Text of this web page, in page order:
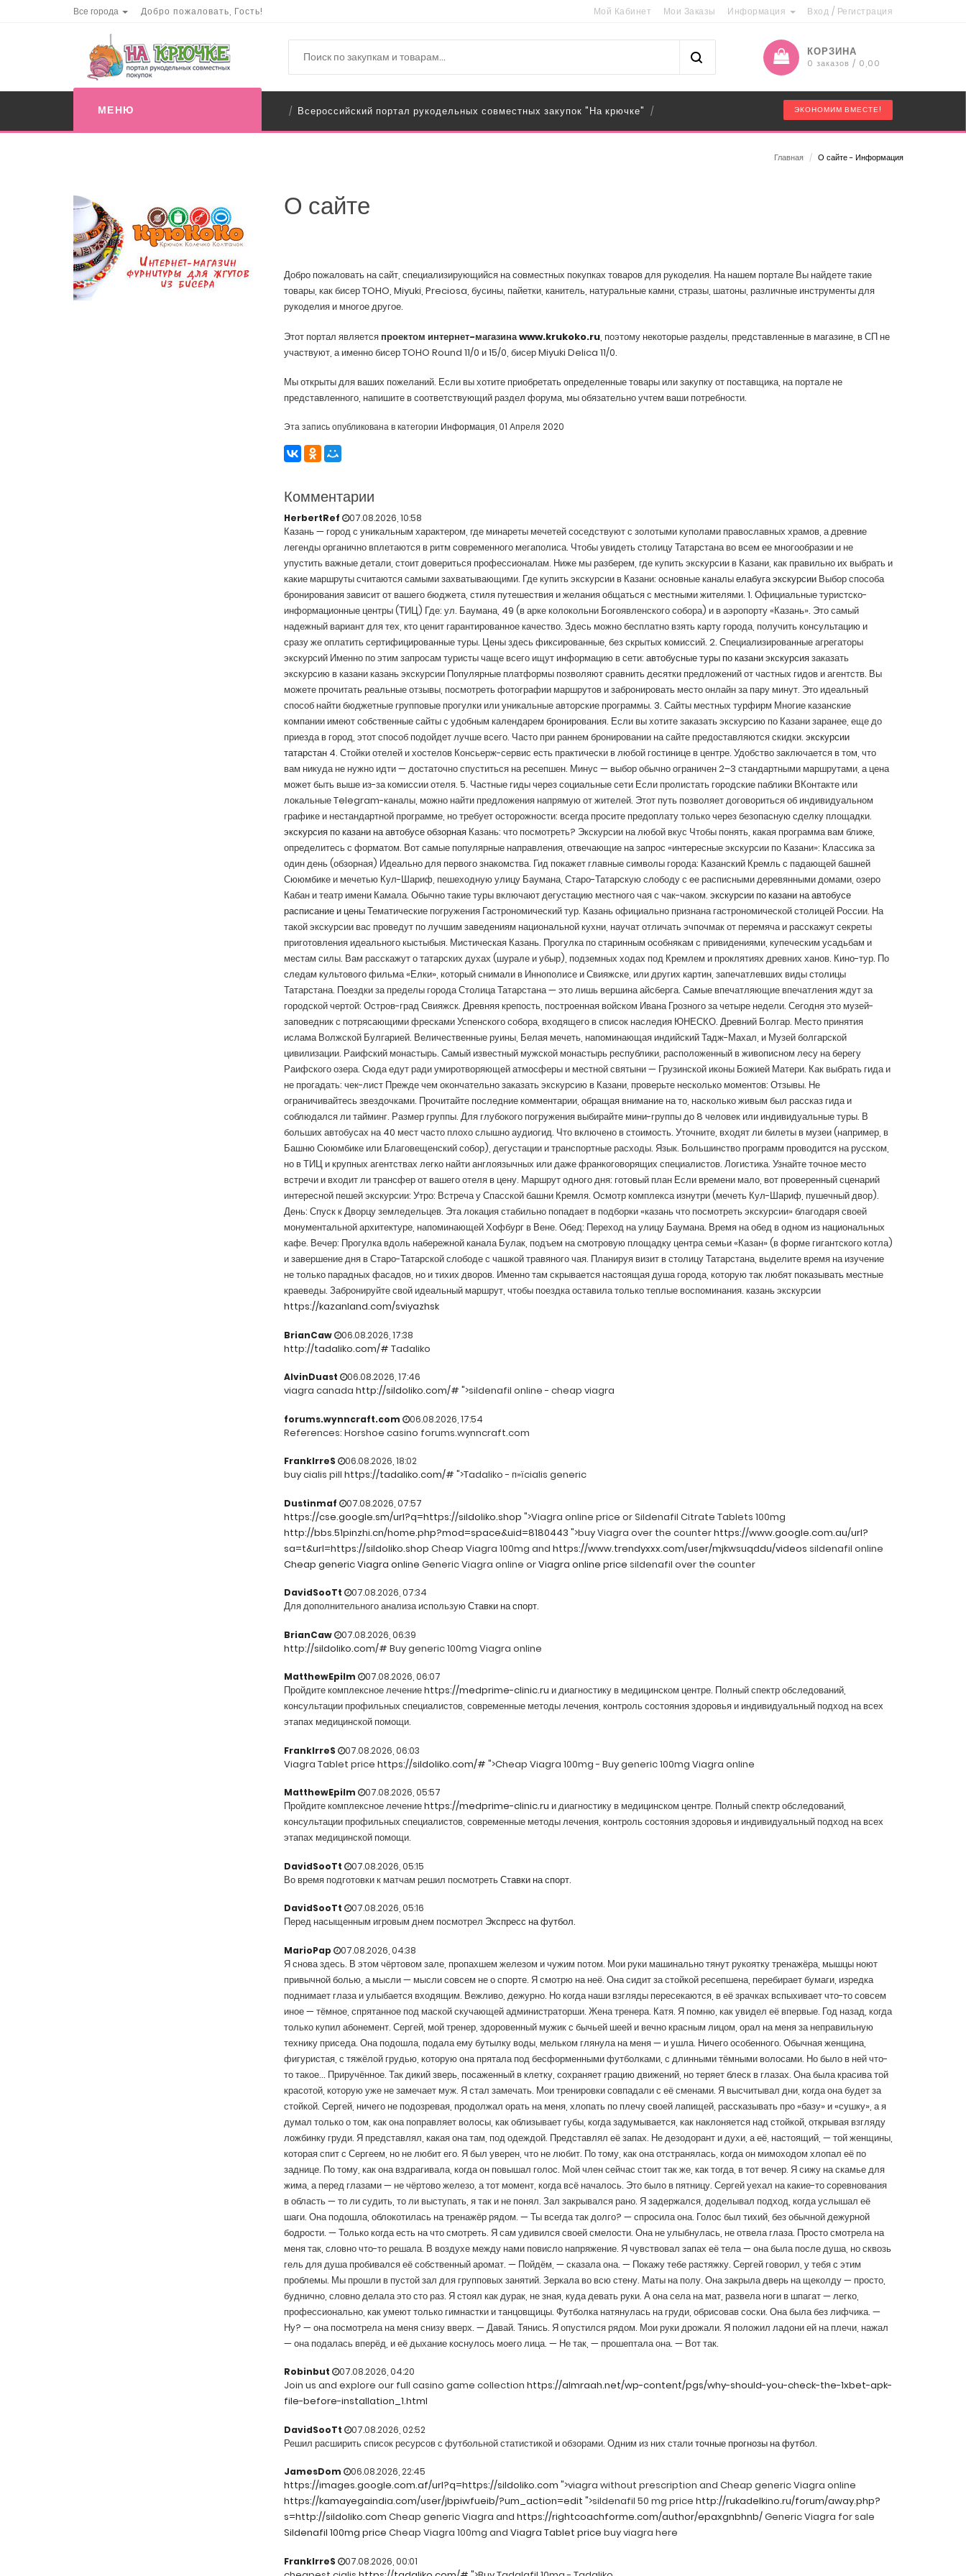
Все города Добро пожаловать, Гость! Мой Кабинет Мои Заказы Информация Вход / Регистрация
КОРЗИНА
0 заказов / 0,00
МЕНЮ / Всероссийский портал рукодельных совместных закупок "На крючке" / ЭКОНОМИМ ВМЕСТЕ!
Главная / О сайте - Информация
О сайте
Добро пожаловать на сайт, специализирующийся на совместных покупках товаров для рукоделия. На нашем портале Вы найдете такие
товары, как бисер TOHO, Miyuki, Preciosa, бусины, пайетки, канитель, натуральные камни, стразы, шатоны, различные инструменты для
рукоделия и многое другое.
Этот портал является проектом интернет-магазинаwww.krukoko.ru, поэтому некоторые разделы, представленные в магазине, в СП не
участвуют, а именно бисер TOHO Round 11/0 и 15/0, бисер Miyuki Delica 11/0.
Мы открыты для ваших пожеланий. Если вы хотите приобретать определенные товары или закупку от поставщика, на портале не
представленного, напишите в соответствующий раздел форума, мы обязательно учтем ваши потребности.
Эта запись опубликована в категории Информация 01 Апреля 2020
Комментарии
HerbertRef 07.08.2026, 10:58
Казань — город с уникальным характером, где минареты мечетей соседствуют с золотыми куполами православных храмов, а древние
легенды органично вплетаются в ритм современного мегаполиса. Чтобы увидеть столицу Татарстана во всем ее многообразии и не
упустить важные детали, стоит довериться профессионалам. Ниже мы разберем, где купить экскурсии в Казани, как правильно их выбрать и
какие маршруты считаются самыми захватывающими. Где купить экскурсии в Казани: основные каналыелабуга экскурсииВыбор способа
бронирования зависит от вашего бюджета, стиля путешествия и желания общаться с местными жителями. 1. Официальные туристско-
информационные центры (ТИЦ) Где: ул. Баумана, 49 (в арке колокольни Богоявленского собора) и в аэропорту «Казань». Это самый
надежный вариант для тех, кто ценит гарантированное качество. Здесь можно бесплатно взять карту города, получить консультацию и
сразу же оплатить сертифицированные туры. Цены здесь фиксированные, без скрытых комиссий. 2. Специализированные агрегаторы
экскурсий Именно по этим запросам туристы чаще всего ищут информацию в сети: автобусные туры по казани экскурсиязаказать
экскурсию в казани казань экскурсии Популярные платформы позволяют сравнить десятки предложений от частных гидов и агентств. Вы
можете прочитать реальные отзывы, посмотреть фотографии маршрутов и забронировать место онлайн за пару минут. Это идеальный
способ найти бюджетные групповые прогулки или уникальные авторские программы. 3. Сайты местных турфирм Многие казанские
компании имеют собственные сайты с удобным календарем бронирования. Если вы хотите заказать экскурсию по Казани заранее, еще до
приезда в город, этот способ подойдет лучше всего. Часто при раннем бронировании на сайте предоставляются скидки. экскурсии
татарстан4. Стойки отелей и хостелов Консьерж-сервис есть практически в любой гостинице в центре. Удобство заключается в том, что
вам никуда не нужно идти — достаточно спуститься на ресепшен. Минус — выбор обычно ограничен 2–3 стандартными маршрутами, а цена
может быть выше из-за комиссии отеля. 5. Частные гиды через социальные сети Если пролистать городские паблики ВКонтакте или
локальные Telegram-каналы, можно найти предложения напрямую от жителей. Этот путь позволяет договориться об индивидуальном
графике и нестандартной программе, но требует осторожности: всегда просите предоплату только через безопасную сделку площадки.
экскурсия по казани на автобусе обзорнаяКазань: что посмотреть? Экскурсии на любой вкус Чтобы понять, какая программа вам ближе,
определитесь с форматом. Вот самые популярные направления, отвечающие на запрос «интересные экскурсии по Казани»: Классика за
один день (обзорная) Идеально для первого знакомства. Гид покажет главные символы города: Казанский Кремль с падающей башней
Сююмбике и мечетью Кул-Шариф, пешеходную улицу Баумана, Старо-Татарскую слободу с ее расписными деревянными домами, озеро
Кабан и театр имени Камала. Обычно такие туры включают дегустацию местного чая с чак-чаком. экскурсии по казани на автобусе
расписание и ценыТематические погружения Гастрономический тур. Казань официально признана гастрономической столицей России. На
такой экскурсии вас проведут по лучшим заведениям национальной кухни, научат отличать эчпочмак от перемяча и расскажут секреты
приготовления идеального кыстыбыя. Мистическая Казань. Прогулка по старинным особнякам с привидениями, купеческим усадьбам и
местам силы. Вам расскажут о татарских духах (шурале и убыр), подземных ходах под Кремлем и проклятиях древних ханов. Кино-тур. По
следам культового фильма «Елки», который снимали в Иннополисе и Свияжске, или других картин, запечатлевших виды столицы
Татарстана. Поездки за пределы города Столица Татарстана — это лишь вершина айсберга. Самые впечатляющие впечатления ждут за
городской чертой: Остров-град Свияжск. Древняя крепость, построенная войском Ивана Грозного за четыре недели. Сегодня это музей-
заповедник с потрясающими фресками Успенского собора, входящего в список наследия ЮНЕСКО. Древний Болгар. Место принятия
ислама Волжской Булгарией. Величественные руины, Белая мечеть, напоминающая индийский Тадж-Махал, и Музей болгарской
цивилизации. Раифский монастырь. Самый известный мужской монастырь республики, расположенный в живописном лесу на берегу
Раифского озера. Сюда едут ради умиротворяющей атмосферы и местной святыни — Грузинской иконы Божией Матери. Как выбрать гида и
не прогадать: чек-лист Прежде чем окончательно заказать экскурсию в Казани, проверьте несколько моментов: Отзывы. Не
ограничивайтесь звездочками. Прочитайте последние комментарии, обращая внимание на то, насколько живым был рассказ гида и
соблюдался ли тайминг. Размер группы. Для глубокого погружения выбирайте мини-группы до 8 человек или индивидуальные туры. В
больших автобусах на 40 мест часто плохо слышно аудиогид. Что включено в стоимость. Уточните, входят ли билеты в музеи (например, в
Башню Сююмбике или Благовещенский собор), дегустации и транспортные расходы. Язык. Большинство программ проводится на русском,
но в ТИЦ и крупных агентствах легко найти англоязычных или даже франкоговорящих специалистов. Логистика. Узнайте точное место
встречи и входит ли трансфер от вашего отеля в цену. Маршрут одного дня: готовый план Если времени мало, вот проверенный сценарий
интересной пешей экскурсии: Утро: Встреча у Спасской башни Кремля. Осмотр комплекса изнутри (мечеть Кул-Шариф, пушечный двор).
День: Спуск к Дворцу земледельцев. Эта локация стабильно попадает в подборки «казань что посмотреть экскурсии» благодаря своей
монументальной архитектуре, напоминающей Хофбург в Вене. Обед: Переход на улицу Баумана. Время на обед в одном из национальных
кафе. Вечер: Прогулка вдоль набережной канала Булак, подъем на смотровую площадку центра семьи «Казан» (в форме гигантского котла)
и завершение дня в Старо-Татарской слободе с чашкой травяного чая. Планируя визит в столицу Татарстана, выделите время на изучение
не только парадных фасадов, но и тихих дворов. Именно там скрывается настоящая душа города, которую так любят показывать местные
краеведы. Забронируйте свой идеальный маршрут, чтобы поездка оставила только теплые воспоминания. казань экскурсии
https://kazanland.com/sviyazhsk
BrianCaw 06.08.2026, 17:38
http://tadaliko.com/# Tadaliko
AlvinDuast 06.08.2026, 17:46
viagra canada http://sildoliko.com/# ">sildenafil online - cheap viagra
forums.wynncraft.com 06.08.2026, 17:54
References: Horshoe casino forums.wynncraft.com
FrankIrreS 06.08.2026, 18:02
buy cialis pill https://tadaliko.com/# ">Tadaliko - п»їcialis generic
Dustinmaf 07.08.2026, 07:57
https://cse.google.sm/url?q=https://sildoliko.shop ">Viagra online price or Sildenafil Citrate Tablets 100mg
http://bbs.51pinzhi.cn/home.php?mod=space&uid=8180443 ">buy Viagra over the counterhttps://www.google.com.au/url?
sa=t&url=https://sildoliko.shop Cheap Viagra 100mg and https://www.trendyxxx.com/user/mjkwsuqddu/videos sildenafil online
Cheap generic Viagra online Generic Viagra online orViagra online price sildenafil over the counter
DavidSooTt 07.08.2026, 07:34
Для дополнительного анализа используюСтавки на спорт.
BrianCaw 07.08.2026, 06:39
http://sildoliko.com/# Buy generic 100mg Viagra online
MatthewEpilm 07.08.2026, 06:07
Пройдите комплексное лечениеhttps://medprime-clinic.ru и диагностику в медицинском центре. Полный спектр обследований,
консультации профильных специалистов, современные методы лечения, контроль состояния здоровья и индивидуальный подход на всех
этапах медицинской помощи.
FrankIrreS 07.08.2026, 06:03
Viagra Tablet price https://sildoliko.com/# ">Cheap Viagra 100mg - Buy generic 100mg Viagra online
MatthewEpilm 07.08.2026, 05:57
Пройдите комплексное лечениеhttps://medprime-clinic.ru и диагностику в медицинском центре. Полный спектр обследований,
консультации профильных специалистов, современные методы лечения, контроль состояния здоровья и индивидуальный подход на всех
этапах медицинской помощи.
DavidSooTt 07.08.2026, 05:15
Во время подготовки к матчам решил посмотретьСтавки на спорт.
DavidSooTt 07.08.2026, 05:16
Перед насыщенным игровым днем посмотрел Экспресс на футбол.
MarioPap 07.08.2026, 04:38
Я снова здесь. В этом чёртовом зале, пропахшем железом и чужим потом. Мои руки машинально тянут рукоятку тренажёра, мышцы ноют
привычной болью, а мысли — мысли совсем не о спорте. Я смотрю на неё. Она сидит за стойкой ресепшена, перебирает бумаги, изредка
поднимает глаза и улыбается входящим. Вежливо, дежурно. Но когда наши взгляды пересекаются, в её зрачках вспыхивает что-то совсем
иное — тёмное, спрятанное под маской скучающей администраторши. Жена тренера. Катя. Я помню, как увидел её впервые. Год назад, когда
только купил абонемент. Сергей, мой тренер, здоровенный мужик с бычьей шеей и вечно красным лицом, орал на меня за неправильную
технику приседа. Она подошла, подала ему бутылку воды, мельком глянула на меня — и ушла. Ничего особенного. Обычная женщина,
фигуристая, с тяжёлой грудью, которую она прятала под бесформенными футболками, с длинными тёмными волосами. Но было в ней что-
то такое... Приручённое. Так дикий зверь, посаженный в клетку, сохраняет грацию движений, но теряет блеск в глазах. Она была красива той
красотой, которую уже не замечает муж. Я стал замечать. Мои тренировки совпадали с её сменами. Я высчитывал дни, когда она будет за
стойкой. Сергей, ничего не подозревая, продолжал орать на меня, хлопать по плечу своей лапищей, рассказывать про «базу» и «сушку», а я
думал только о том, как она поправляет волосы, как облизывает губы, когда задумывается, как наклоняется над стойкой, открывая взгляду
ложбинку груди. Я представлял, какая она там, под одеждой. Представлял её запах. Не дезодорант и духи, а её, настоящий, — той женщины,
которая спит с Сергеем, но не любит его. Я был уверен, что не любит. По тому, как она отстранялась, когда он мимоходом хлопал её по
заднице. По тому, как она вздрагивала, когда он повышал голос. Мой член сейчас стоит так же, как тогда, в тот вечер. Я сижу на скамье для
жима, а перед глазами — не чёртово железо, а тот момент, когда всё началось. Это было в пятницу. Сергей уехал на какие-то соревнования
в область — то ли судить, то ли выступать, я так и не понял. Зал закрывался рано. Я задержался, доделывал подход, когда услышал её
шаги. Она подошла, облокотилась на тренажёр рядом. — Ты всегда так долго? — спросила она. Голос был тихий, без обычной дежурной
бодрости. — Только когда есть на что смотреть. Я сам удивился своей смелости. Она не улыбнулась, не отвела глаза. Просто смотрела на
меня так, словно что-то решала. В воздухе между нами повисло напряжение. Я чувствовал запах её тела — она была после душа, но сквозь
гель для душа пробивался её собственный аромат. — Пойдём, — сказала она. — Покажу тебе растяжку. Сергей говорил, у тебя с этим
проблемы. Мы прошли в пустой зал для групповых занятий. Зеркала во всю стену. Маты на полу. Она закрыла дверь на щеколду — просто,
буднично, словно делала это сто раз. Я стоял как дурак, не зная, куда девать руки. А она села на мат, развела ноги в шпагат — легко,
профессионально, как умеют только гимнастки и танцовщицы. Футболка натянулась на груди, обрисовав соски. Она была без лифчика. —
Ну? — она посмотрела на меня снизу вверх. — Давай. Тянись. Я опустился рядом. Мои руки дрожали. Я положил ладони ей на плечи, нажал
— она подалась вперёд, и её дыхание коснулось моего лица. — Не так, — прошептала она. — Вот так.
Robinbut 07.08.2026, 04:20
Join us and explore our full casino game collection https://almraah.net/wp-content/pgs/why-should-you-check-the-1xbet-apk-
file-before-installation_1.html
DavidSooTt 07.08.2026, 02:52
Решил расширить список ресурсов с футбольной статистикой и обзорами. Одним из них сталиточные прогнозы на футбол.
JamesDom 06.08.2026, 22:45
https://images.google.com.af/url?q=https://sildoliko.com ">viagra without prescription and Cheap generic Viagra online
https://kamayegaindia.com/user/jbpiwfueib/?um_action=edit ">sildenafil 50 mg price http://rukadelkino.ru/forum/away.php?
s=http://sildoliko.com Cheap generic Viagra and https://rightcoachforme.com/author/epaxgnbhnb/Generic Viagra for sale
Sildenafil 100mg price Cheap Viagra 100mg and Viagra Tablet price buy viagra here
FrankIrreS 07.08.2026, 00:01